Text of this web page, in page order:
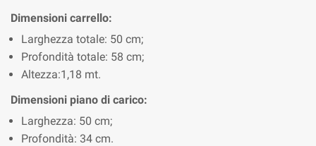
Dimensioni carrello:
Larghezza totale: 50 cm;
Profondità totale: 58 cm;
Altezza:1,18 mt.
Dimensioni piano di carico:
Larghezza: 50 cm;
Profondità: 34 cm.